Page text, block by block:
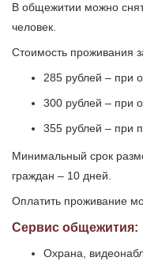
В общежитии можно
человек.
Стоимость проживания
285 рублей – при
300 рублей – при
355 рублей – при
Минимальный срок
граждан – 10 дней.
Оплатить проживание
Сервис общежития:
Охрана,